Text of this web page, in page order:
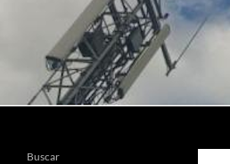
Buscar